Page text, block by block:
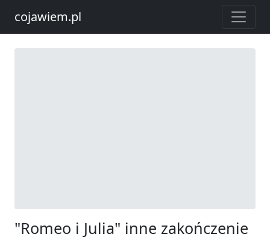
cojawiem.pl
"Romeo i Julia" inne zakończenie